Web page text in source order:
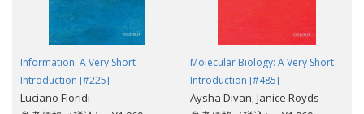
Information: A Very Short
Introduction [#225]
Luciano Floridi
Molecular Biology: A Very Short
Introduction [#485]
Aysha Divan; Janice Royds